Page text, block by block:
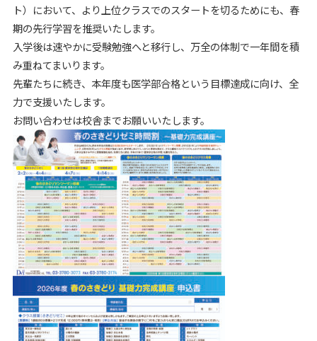
ト）において、より上位クラスでのスタートを切るためにも、春
期の先行学習を推奨いたします。
入学後は速やかに受験勉強へと移行し、万全の体制で一年間を積
み重ねてまいります。
先輩たちに続き、本年度も医学部合格という目標達成に向け、全
力で支援いたします。
お問い合わせは校舎までお願いいたします。